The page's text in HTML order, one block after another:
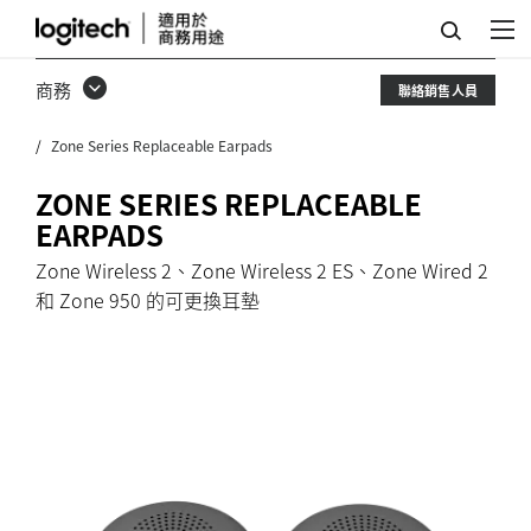
ZONE
系
列
可
更
換
耳
商務 聯絡銷售人員
Zone Series Replaceable Earpads
ZONE SERIES REPLACEABLE
EARPADS
Zone Wireless 2、Zone Wireless 2 ES、Zone Wired 2
和 Zone 950 的可更換耳墊